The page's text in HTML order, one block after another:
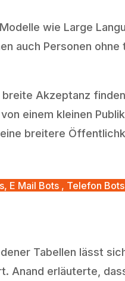
wie Large
auch Personen
Akzeptanz
einem kleinen
breitere
E Mail Bots , Telefon Bots
Tabellen lässt
Anand erläuterte,